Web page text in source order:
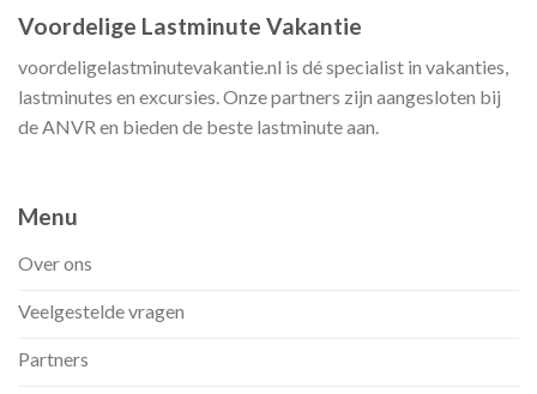
Voordelige Lastminute Vakantie
voordeligelastminutevakantie.nl is dé specialist in vakanties,
lastminutes en excursies. Onze partners zijn aangesloten bij
de ANVR en bieden de beste lastminute aan.
Menu
Over ons
Veelgestelde vragen
Partners